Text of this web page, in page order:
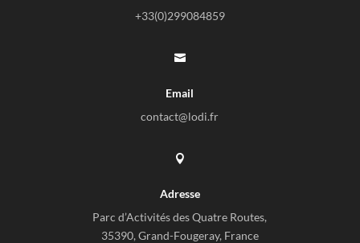
+33(0)299084859

Email
contact@lodi.fr

Adresse
Parc d’Activités des Quatre Routes,
35390, Grand-Fougeray, France